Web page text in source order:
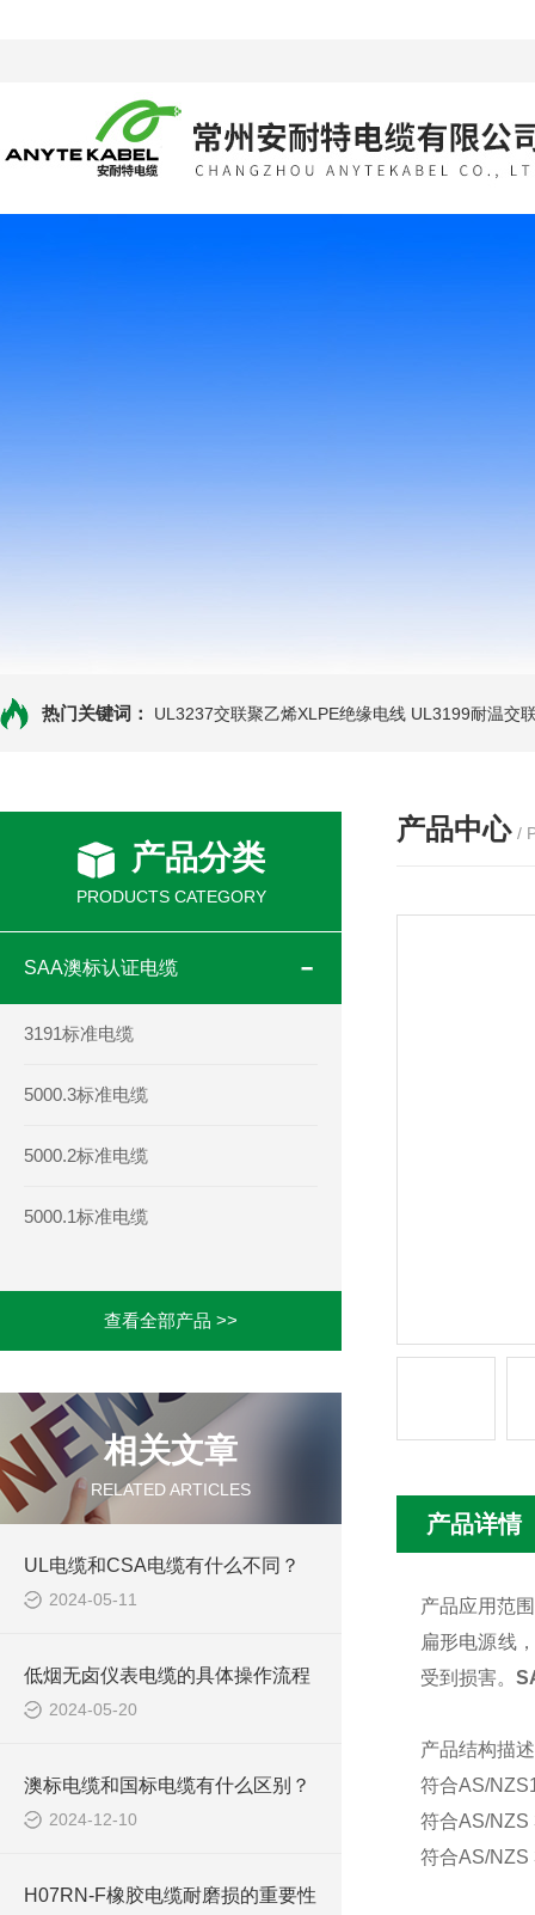
热门关键词： UL3237交联聚乙烯XLPE绝缘电线 UL3199耐温交
产品分类
PRODUCTS CATEGORY
SAA澳标认证电缆
3191标准电缆
5000.3标准电缆
5000.2标准电缆
5000.1标准电缆
查看全部产品 >>
相关文章
RELATED ARTICLES
UL电缆和CSA电缆有什么不同？
2024-05-11
低烟无卤仪表电缆的具体操作流程
2024-05-20
澳标电缆和国标电缆有什么区别？
2024-12-10
H07RN-F橡胶电缆耐磨损的重要性
产品中心 /
产品详情
产品应用范
扁形电源线
受到损害。
产品结构描
符合AS/
符合AS/NZS
符合AS/NZS